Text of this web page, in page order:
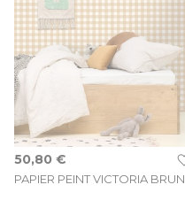
PAPIER PEINT VICTORIA BRUN
50,80 €